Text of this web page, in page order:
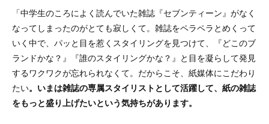
「中学生のころによく読んでいた雑誌『セブンティーン』がなく
なってしまったのがとても寂しくて。雑誌をペラペラとめくって
いく中で、パッと目を惹くスタイリングを見つけて、『どこのブ
ランドかな？』『誰のスタイリングかな？』と目を凝らして発見
するワクワクが忘れられなくて。だからこそ、紙媒体にこだわり
たい。いまは雑誌の専属スタイリストとして活躍して、紙の雑誌
をもっと盛り上げたいという気持ちがあります。